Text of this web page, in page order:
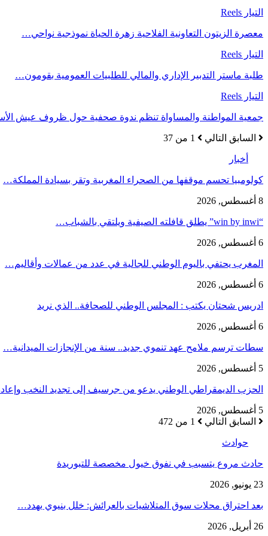
التيار Reels
معصرة الزيتون التعاونية الفلاحية زهرة الحياة نموذجية نواحي…
التيار Reels
طلبة ماستر التدبير الإداري والمالي للطلبيات العمومية بقومون…
التيار Reels
جمعية المواطنة والمساواة تنظم ندوة صحفية حول ظروف عيش
السابق التالي 1 من 37
أخبار
كولومبيا تحسم موقفها من الصحراء المغربية وتقر بسيادة المملكة…
8 أغسطس, 2026
“win by inwi” يطلق قافلته الصيفية ويلتقي بالشباب…
6 أغسطس, 2026
المغرب يحتفي باليوم الوطني للجالية في عدد من عمالات وأقاليم…
6 أغسطس, 2026
ادريس شحتان يكتب : المجلس الوطني للصحافة.. الذي نريد
6 أغسطس, 2026
سطات ترسم ملامح عهد تنموي جديد.. سنة من الإنجازات الميدانية…
5 أغسطس, 2026
الحزب الديمقراطي الوطني يدعو من جرسيف إلى تجديد النخب
5 أغسطس, 2026
السابق التالي 1 من 472
حوادث
حادث مروع يتسبب في نفوق خيول مخصصة للتبوريدة
23 يونيو, 2026
بعد احتراق محلات سوق المتلاشيات بالعرائش: خلل بنيوي يهدد…
26 أبريل, 2026